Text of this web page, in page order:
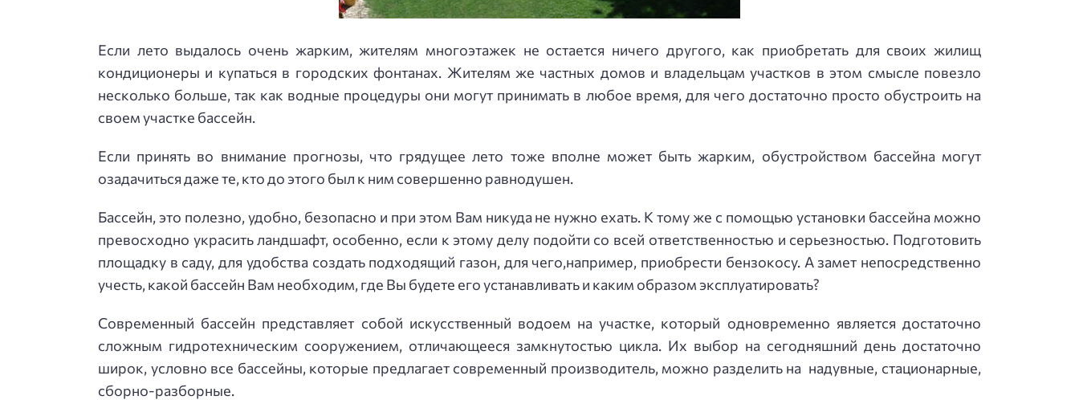
Если лето выдалось очень жарким, жителям многоэтажек не остается ничего другого, как приобретать для своих жилищ
кондиционеры и купаться в городских фонтанах. Жителям же частных домов и владельцам участков в этом смысле повезло
несколько больше, так как водные процедуры они могут принимать в любое время, для чего достаточно просто обустроить на
своем участке бассейн.
Если принять во внимание прогнозы, что грядущее лето тоже вполне может быть жарким, обустройством бассейна могут
озадачиться даже те, кто до этого был к ним совершенно равнодушен.
Бассейн, это полезно, удобно, безопасно и при этом Вам никуда не нужно ехать. К тому же с помощью установки бассейна можно
превосходно украсить ландшафт, особенно, если к этому делу подойти со всей ответственностью и серьезностью. Подготовить
площадку в саду, для удобства создать подходящий газон, для чего,например, приобрести бензокосу. А замет непосредственно
учесть, какой бассейн Вам необходим, где Вы будете его устанавливать и каким образом эксплуатировать?
Современный бассейн представляет собой искусственный водоем на участке, который одновременно является достаточно
сложным гидротехническим сооружением, отличающееся замкнутостью цикла. Их выбор на сегодняшний день достаточно
широк, условно все бассейны, которые предлагает современный производитель, можно разделить на надувные, стационарные,
сборно-разборные.